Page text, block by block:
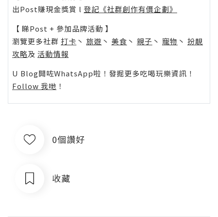
出Post賺現金獎賞 l 登記《社群創作有價企劃》
【 睇Post + 參加品牌活動 】
瀏覽更多社群 打卡 丶 旅遊 丶 美食 丶 親子 丶 寵物 丶 扮靚
攻略及 活動情報
U Blog開咗WhatsApp啦！發掘更多吃喝玩樂資訊！
Follow 我哋 ！
0個讚好
收藏